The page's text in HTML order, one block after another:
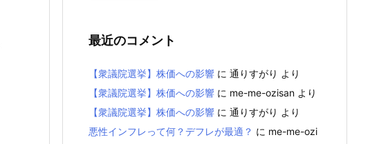
最近のコメント
【衆議院選挙】株価への影響 に 通りすがり より
【衆議院選挙】株価への影響 に me-me-ozisan より
【衆議院選挙】株価への影響 に 通りすがり より
悪性インフレって何？デフレが最適？ に me-me-ozi